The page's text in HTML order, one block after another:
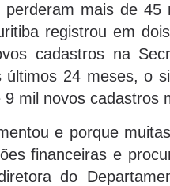
mais de
registrou em
cadastros na
24 meses, o
mil novos cadastros
e porque
financeiras e
do